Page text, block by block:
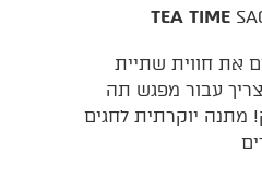
את חווית שתיית
עבור מפגש תה
מתנה יוקרתית לחגים